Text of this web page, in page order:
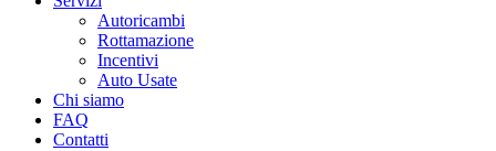
Autoricambi
Rottamazione
Incentivi
Auto Usate
Chi siamo
FAQ
Contatti